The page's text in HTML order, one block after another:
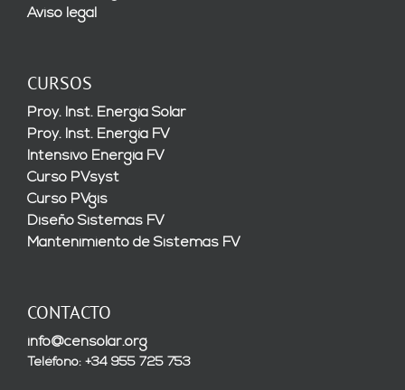
Aviso legal
CURSOS
Proy. Inst. Energía Solar
Proy. Inst. Energía FV
Intensivo Energía FV
Curso PVsyst
Curso PVgis
Diseño Sistemas FV
Mantenimiento de Sistemas FV
CONTACTO
info@censolar.org
Teléfono: +34 955 725 753